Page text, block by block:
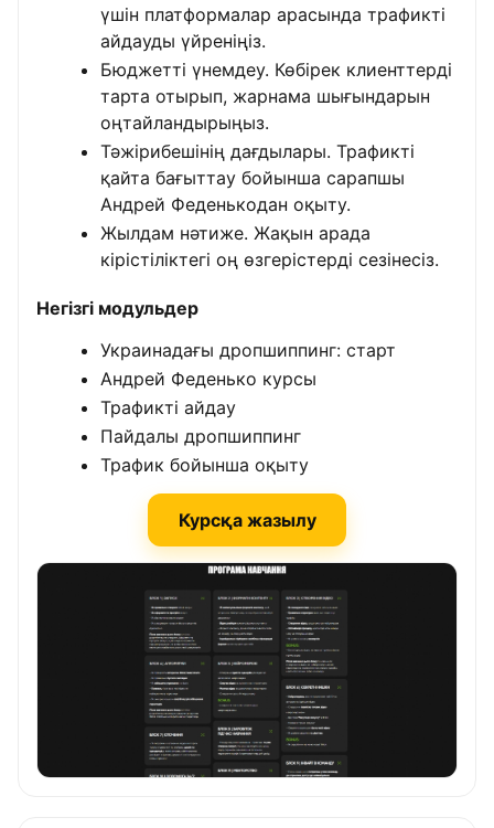
үшін платформалар арасында трафикті
айдауды үйреніңіз.
Бюджетті үнемдеу. Көбірек клиенттерді
тарта отырып, жарнама шығындарын
оңтайландырыңыз.
Тәжірибешінің дағдылары. Трафикті
қайта бағыттау бойынша сарапшы
Андрей Феденькодан оқыту.
Жылдам нәтиже. Жақын арада
кірістіліктегі оң өзгерістерді сезінесіз.
Негізгі модульдер
Украинадағы дропшиппинг: старт
Андрей Феденько курсы
Трафикті айдау
Пайдалы дропшиппинг
Трафик бойынша оқыту
Курсқа жазылу